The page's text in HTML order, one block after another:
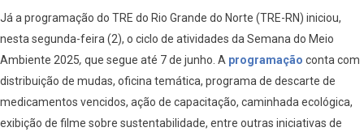
Já a programação do TRE do Rio Grande do Norte (TRE-RN) iniciou,
nesta segunda-feira (2), o ciclo de atividades da Semana do Meio
Ambiente 2025, que segue até 7 de junho. A programação conta com
distribuição de mudas, oficina temática, programa de descarte de
medicamentos vencidos, ação de capacitação, caminhada ecológica,
exibição de filme sobre sustentabilidade, entre outras iniciativas de